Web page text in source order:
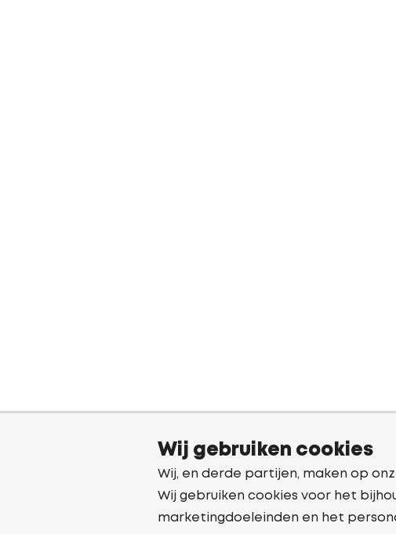
Wij gebruiken cookies
Wij, en derde partijen, maken op
Wij gebruiken cookies voor het
marketingdoeleinden en het